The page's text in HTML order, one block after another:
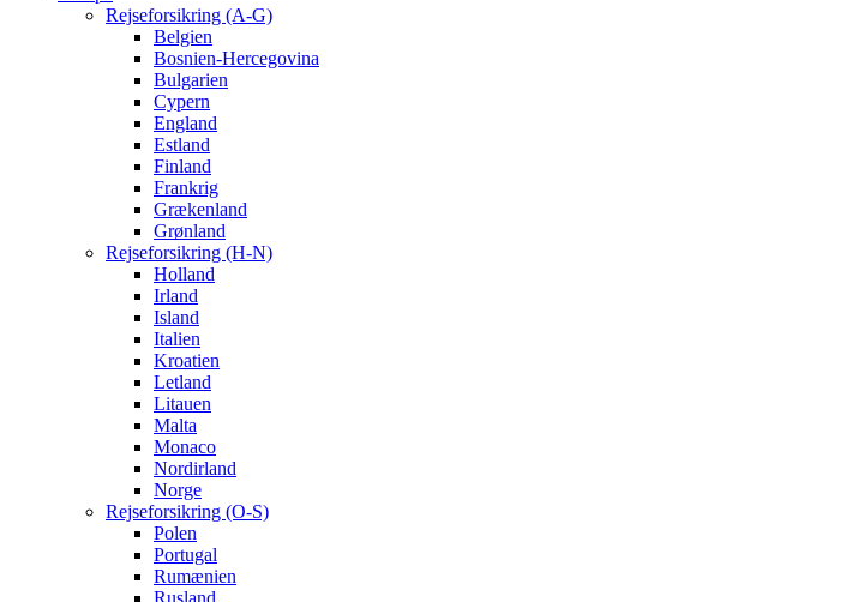
Rejseforsikring (A-G)
Belgien
Bosnien-Hercegovina
Bulgarien
Cypern
England
Estland
Finland
Frankrig
Grækenland
Grønland
Rejseforsikring (H-N)
Holland
Irland
Island
Italien
Kroatien
Letland
Litauen
Malta
Monaco
Nordirland
Norge
Rejseforsikring (O-S)
Polen
Portugal
Rumænien
Rusland